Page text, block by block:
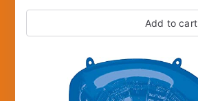
Add to cart